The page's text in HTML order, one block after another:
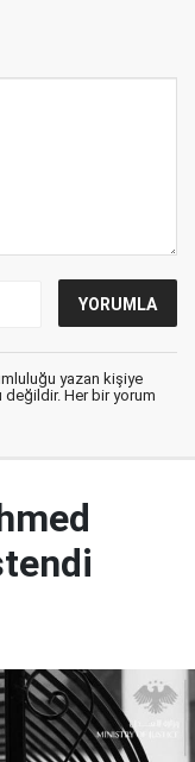
yazan kişiye
değildir. Her bir yorum